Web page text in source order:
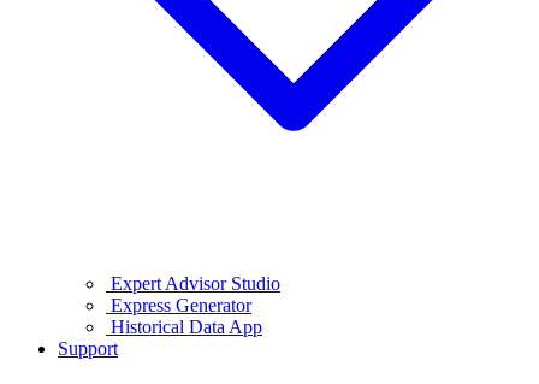
Expert Advisor Studio
Express Generator
Historical Data App
Support